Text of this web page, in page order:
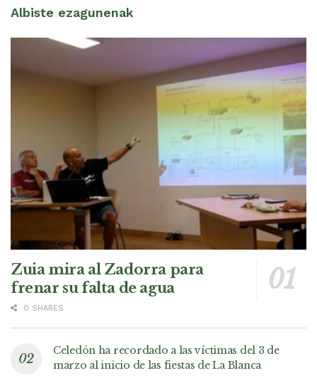
Albiste ezagunenak
Zuia mira al Zadorra para
frenar su falta de agua
0 SHARES
Celedón ha recordado a las víctimas del 3 de
marzo al inicio de las fiestas de La Blanca